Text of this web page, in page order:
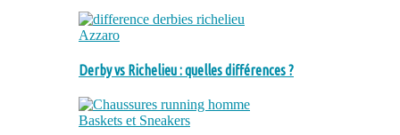
Azzaro
Derby vs Richelieu : quelles différences ?
Baskets et Sneakers